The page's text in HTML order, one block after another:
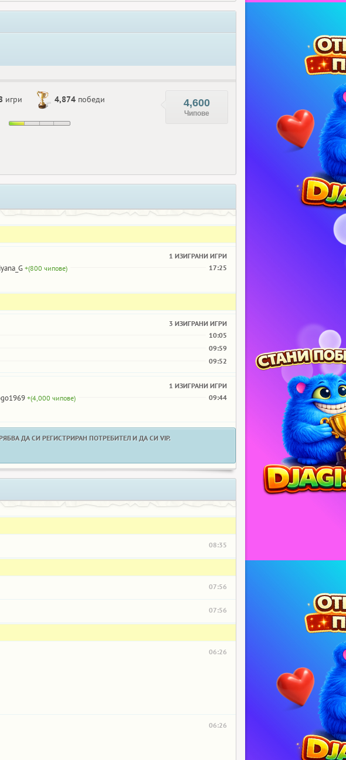
игри 4,874 победи 4,600
Чипове
1 ИЗИГРАНИ ИГРИ
+(800 чипове) 17:25
3 ИЗИГРАНИ ИГРИ
10:05
09:59
09:52
1 ИЗИГРАНИ ИГРИ
+(4,000 чипове) 09:44
ДА СИ РЕГИСТРИРАН ПОТРЕБИТЕЛ И ДА СИ VIP.
08:35
07:56
07:56
06:26
06:26